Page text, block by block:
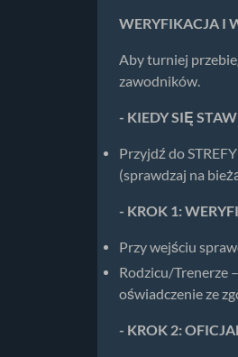
WERYFIKACJA I
Aby turniej
zawodników.
- KIEDY SIĘ
Przyjdź do
(sprawdzaj na
- KROK 1:
Przy wejściu
Rodzicu/Trenerze
oświadczenie ze
- KROK 2: